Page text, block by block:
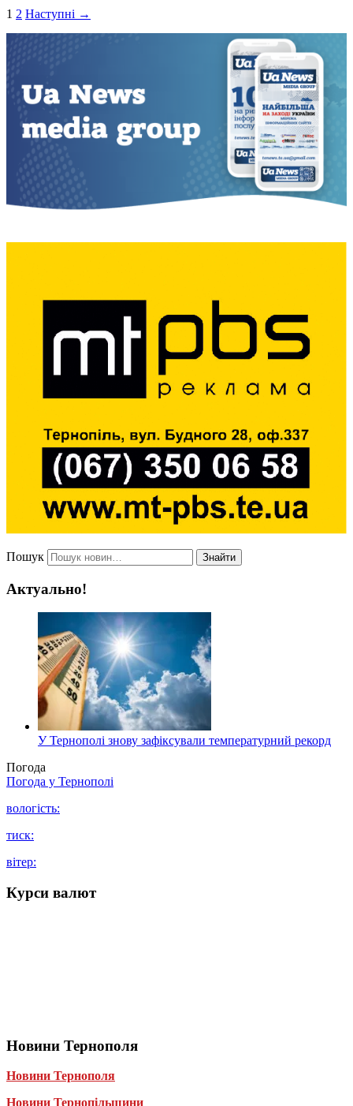
Пагінація
записів
1 2 Наступні →
Пошук Знайти
Актуально!
У Тернополі знову зафіксували температурний рекорд
Погода
Погода у Тернополі
вологість:
тиск:
вітер:
Курси валют
Новини Тернополя
Новини Тернополя
Новини Тернопільщини